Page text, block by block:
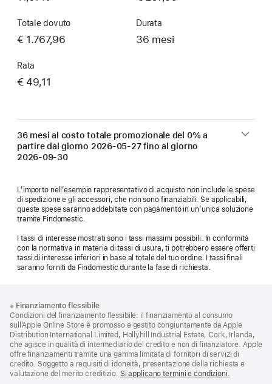
Totale dovuto
€ 1.767,96
Durata
36 mesi
Rata
€ 49,11
36 mesi al costo totale promozionale del 0% a
partire dal giorno 2026-05-27fino al giorno
2026-09-30
L’importo nell’esempio rappresentativo di acquisto non include le spese
di spedizione e gli accessori, che non sono finanziabili. Se applicabili,
queste spese saranno addebitate con pagamento in un’unica soluzione
tramite Findomestic.
I tassi di interesse mostrati sono i tassi massimi possibili. In conformità
con la normativa in materia di tassi di usura, ti potrebbero essere offerti
tassi di interesse inferiori in base al totale del tuo ordine. I tassi finali
saranno forniti da Findomestic durante la fase di richiesta.
di
pagina
a
piè
di
pagina
※ Finanziamento flessibile
Condizioni del finanziamento flessibile: il finanziamento al consumo
sull’Apple Online Store è promosso e gestito congiuntamente da Apple
Distribution International Limited, Hollyhill Industrial Estate, Cork, Irlanda,
che agisce in qualità di intermediario del credito e non di finanziatore. Apple
offre finanziamenti tramite una gamma limitata di fornitori di servizi di
credito. Soggetto a requisiti di idoneità, presentazione della richiesta e
valutazione del merito creditizio. Si applicano termini e condizioni.